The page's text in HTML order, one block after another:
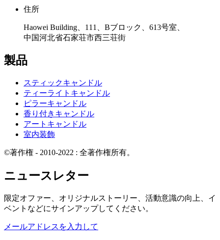
住所
Haowei Building、111、Bブロック、613号室、
中国河北省石家荘市西三荘街
製品
スティックキャンドル
ティーライトキャンドル
ピラーキャンドル
香り付きキャンドル
アートキャンドル
室内装飾
©著作権 - 2010-2022 : 全著作権所有。
ニュースレター
限定オファー、オリジナルストーリー、活動意識の向上、イ
ベントなどにサインアップしてください。
メールアドレスを入力して